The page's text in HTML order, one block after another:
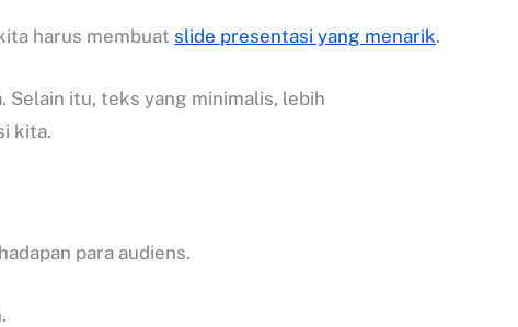
harus membuat slide presentasi yang menarik.
Selain itu, teks yang minimalis, lebih
kita.
para audiens.